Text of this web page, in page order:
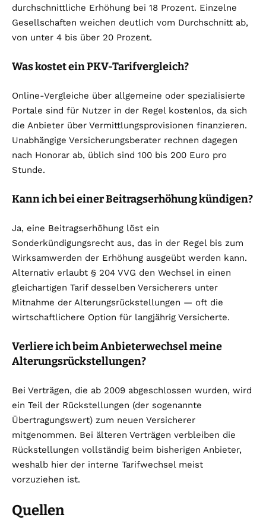
durchschnittliche Erhöhung bei 18 Prozent. Einzelne
Gesellschaften weichen deutlich vom Durchschnitt ab,
von unter 4 bis über 20 Prozent.
Was kostet ein PKV-Tarifvergleich?
Online-Vergleiche über allgemeine oder spezialisierte
Portale sind für Nutzer in der Regel kostenlos, da sich
die Anbieter über Vermittlungsprovisionen finanzieren.
Unabhängige Versicherungsberater rechnen dagegen
nach Honorar ab, üblich sind 100 bis 200 Euro pro
Stunde.
Kann ich bei einer Beitragserhöhung kündigen?
Ja, eine Beitragserhöhung löst ein
Sonderkündigungsrecht aus, das in der Regel bis zum
Wirksamwerden der Erhöhung ausgeübt werden kann.
Alternativ erlaubt § 204 VVG den Wechsel in einen
gleichartigen Tarif desselben Versicherers unter
Mitnahme der Alterungsrückstellungen — oft die
wirtschaftlichere Option für langjährig Versicherte.
Verliere ich beim Anbieterwechsel meine
Alterungsrückstellungen?
Bei Verträgen, die ab 2009 abgeschlossen wurden, wird
ein Teil der Rückstellungen (der sogenannte
Übertragungswert) zum neuen Versicherer
mitgenommen. Bei älteren Verträgen verbleiben die
Rückstellungen vollständig beim bisherigen Anbieter,
weshalb hier der interne Tarifwechsel meist
vorzuziehen ist.
Quellen